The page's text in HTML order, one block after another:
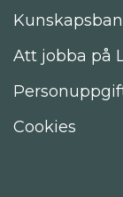
Att jobba på
Cookies